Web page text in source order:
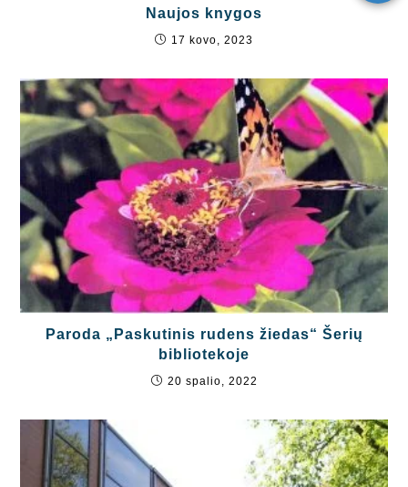
Naujos knygos
17 kovo, 2023
Paroda „Paskutinis rudens žiedas“ Šerių
bibliotekoje
20 spalio, 2022